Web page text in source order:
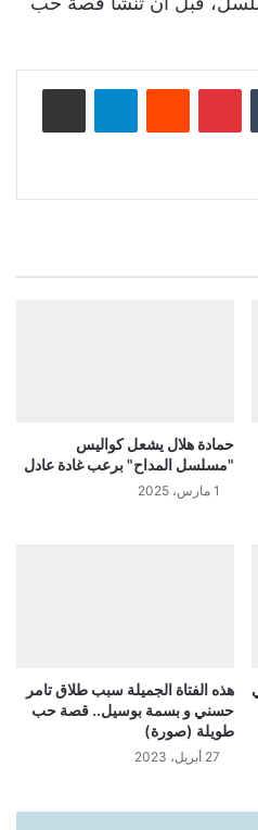
بينتيريست
حمادة هلال يشعل كواليس
"مسلسل المداح" برعب غادة عادل
1 مارس، 2025
هذه الفتاة الجميلة سبب طلاق تامر
حسني و بسمة بوسيل.. قصة حب
طويلة (صورة)
27 أبريل، 2023